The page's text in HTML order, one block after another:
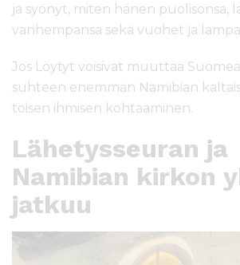
ja syönyt, miten hänen puolisonsa,
vanhempansa sekä vuohet ja
Jos Löytyt voisivat muuttaa
suhteen enemmän Namibian
toisen ihmisen kohtaaminen.
Lähetysseuran ja
Namibian kirkon
jatkuu